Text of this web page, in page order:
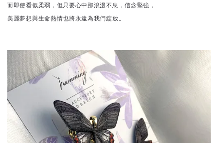
而即使看似柔弱，但只要心中那浪漫不息，信念堅強，
美麗夢想與生命熱情也將永遠為我們綻放。